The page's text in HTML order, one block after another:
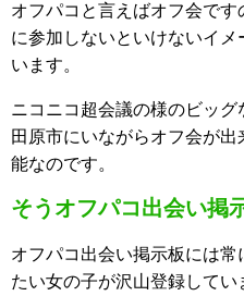
オフパコと言えばオフ会で
に参加しないといけないイ
います。
ニコニコ超会議の様のビッ
田原市にいながらオフ会が
能なのです。
そうオフパコ出会い掲
オフパコ出会い掲示板には
たい女の子が沢山登録して